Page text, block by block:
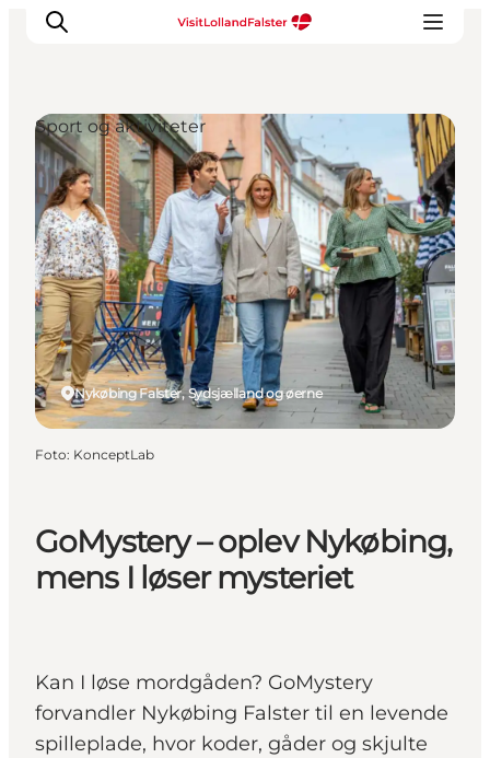
Oplevelser
I naturen
For børn
Kultur
Gastronomi
Planlæg din ferie
GoMystery – oplev Nykøbing,
mens I løser mysteriet
Kan I løse mordgåden? GoMystery
forvandler Nykøbing Falster til en levende
spilleplade, hvor koder, gåder og skjulte
Nykøbing Falster, Sydsjælland og øerne
Sport og aktiviteter
Foto: KonceptLab